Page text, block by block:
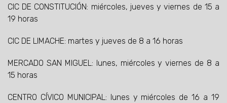
CIC DE CONSTITUCIÓN: miércoles, jueves y viernes de 15 a
19 horas
CIC DE LIMACHE: martes y jueves de 8 a 16 horas
MERCADO SAN MIGUEL: lunes, miércoles y viernes de 8 a
15 horas
CENTRO CÍVICO MUNICIPAL: lunes y miércoles de 16 a 19